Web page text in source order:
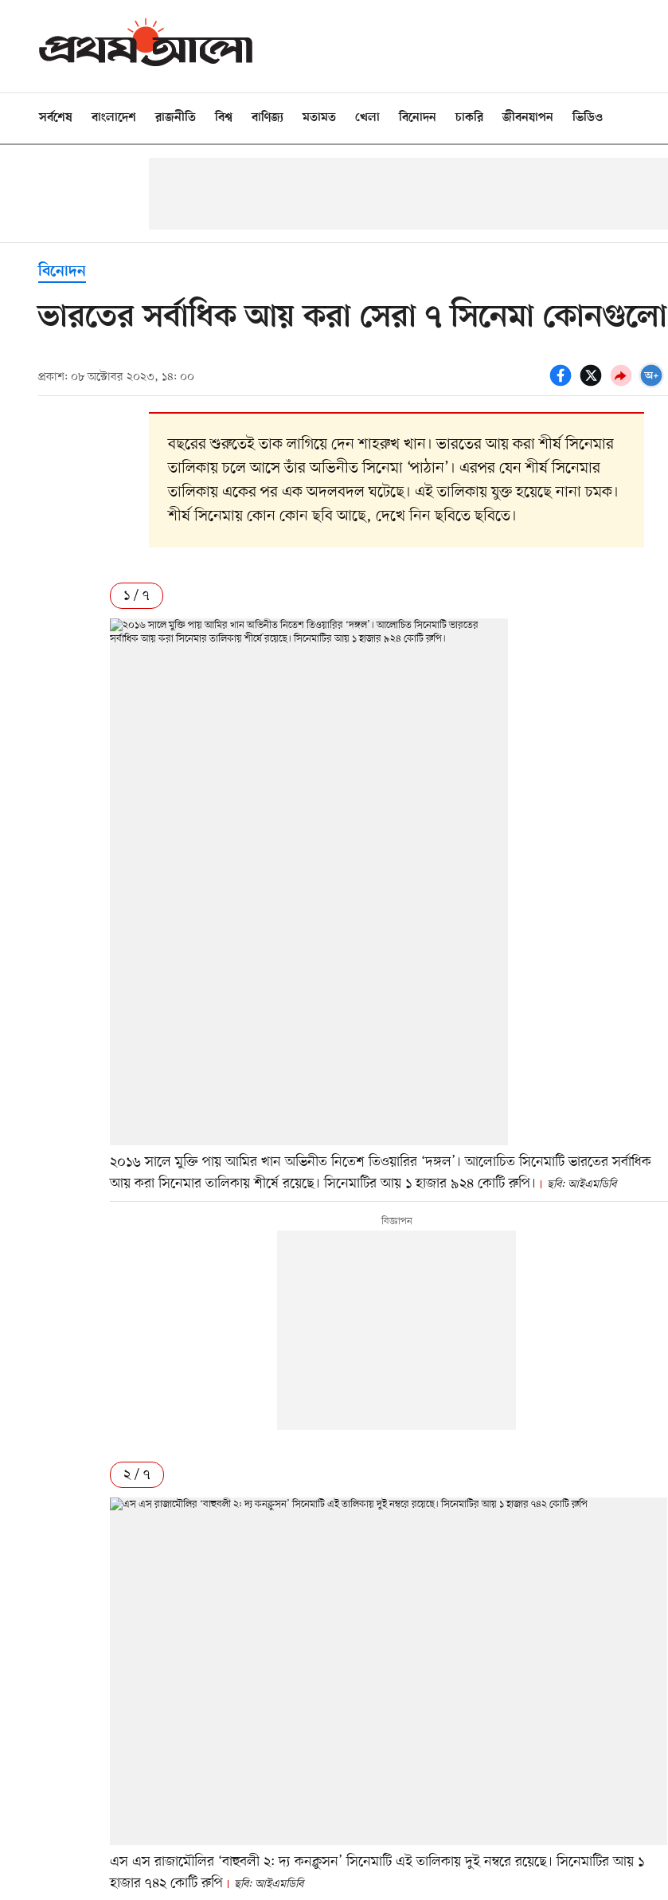
সর্বশেষ বাংলাদেশ রাজনীতি বিশ্ব বাণিজ্য মতামত খেলা বিনোদন চাকরি জীবনযাপন ভিডিও
বিনোদন
ভারতের সর্বাধিক আয় করা সেরা ৭ সিনেমা কোনগুলো
প্রকাশ: ০৮ অক্টোবর ২০২৩, ১৪: ০০
বছরের শুরুতেই তাক লাগিয়ে দেন শাহরুখ খান। ভারতের আয় করা শীর্ষ সিনেমার
তালিকায় চলে আসে তাঁর অভিনীত সিনেমা ‘পাঠান’। এরপর যেন শীর্ষ সিনেমার
তালিকায় একের পর এক অদলবদল ঘটেছে। এই তালিকায় যুক্ত হয়েছে নানা চমক।
শীর্ষ সিনেমায় কোন কোন ছবি আছে, দেখে নিন ছবিতে ছবিতে।
১ / ৭
২০১৬ সালে মুক্তি পায় আমির খান অভিনীত নিতেশ তিওয়ারির ‘দঙ্গল’। আলোচিত সিনেমাটি ভারতের সর্বাধিক
আয় করা সিনেমার তালিকায় শীর্ষে রয়েছে। সিনেমাটির আয় ১ হাজার ৯২৪ কোটি রুপি।
ছবি: আইএমডিবি
২ / ৭
এস এস রাজামৌলির ‘বাহুবলী ২: দ্য কনক্লুসন’ সিনেমাটি এই তালিকায় দুই নম্বরে রয়েছে। সিনেমাটির আয় ১
হাজার ৭৪২ কোটি রুপি
ছবি: আইএমডিবি